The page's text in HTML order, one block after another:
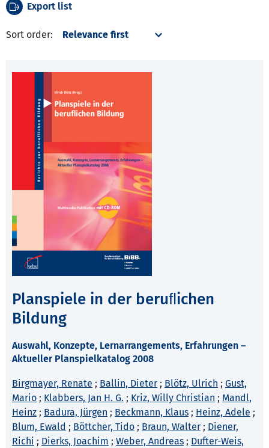
Export list
Sort order:
Planspiele in der beruﬂichen
Bildung
Auswahl, Konzepte, Lernarrangements, Erfahrungen –
Aktueller Planspielkatalog 2008
Birgmayer, Renate ; Ballin, Dieter ; Blötz, Ulrich ; Gust,
Mario ; Klabbers, Jan H. G. ; Kriz, Willy Christian ; Mandl,
Heinz ; Badura, Jürgen ; Beckmann, Klaus ; Heinz, Adele ;
Blum, Ewald ; Böttcher, Tido ; Braun, Walter ; Diener,
Richi ; Dierks, Joachim ; Weber, Andreas ; Dufter-Weis,